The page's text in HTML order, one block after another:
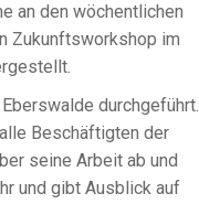
an den wöchentlichen
Zukunftsworkshop im
durchgeführt.
Beschäftigten der
seine Arbeit ab und
und gibt Ausblick auf